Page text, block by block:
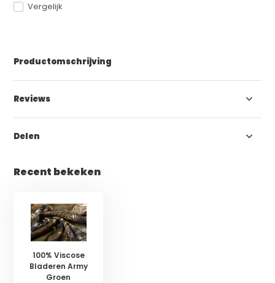
Vergelijk
Productomschrijving
Reviews
Delen
Recent bekeken
100% Viscose
Bladeren Army
Groen